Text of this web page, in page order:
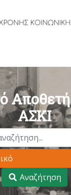
ΑΣΚΙ
Αναζήτηση